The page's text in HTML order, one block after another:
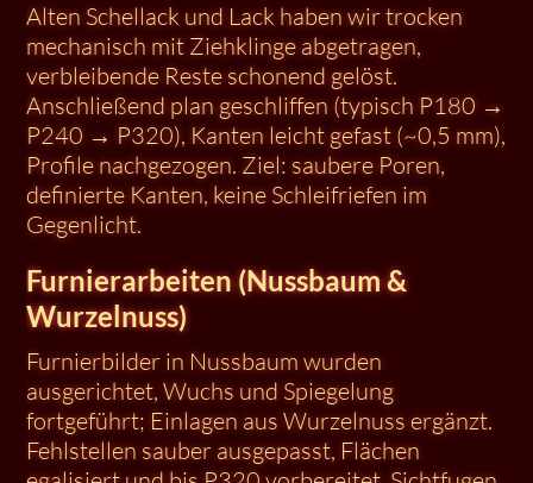
Alten Schellack und Lack haben wir trocken
mechanisch mit Ziehklinge abgetragen,
verbleibende Reste schonend gelöst.
Anschließend plan geschliffen (typisch P180 →
P240 → P320), Kanten leicht gefast (~0,5 mm),
Profile nachgezogen. Ziel: saubere Poren,
definierte Kanten, keine Schleifriefen im
Gegenlicht.
Furnierarbeiten (Nussbaum &
Wurzelnuss)
Furnierbilder in Nussbaum wurden
ausgerichtet, Wuchs und Spiegelung
fortgeführt; Einlagen aus Wurzelnuss ergänzt.
Fehlstellen sauber ausgepasst, Flächen